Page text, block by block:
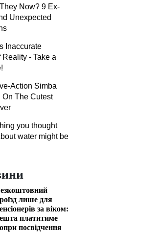
Now? 9 Ex-
Unexpected
Inaccurate
Reality - Take a
Action Simba
On The Cutest
you thought
water might be
лише для
за віком:
платитиме
посвідчення